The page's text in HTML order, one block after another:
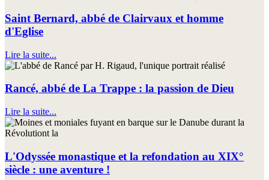
Saint Bernard, abbé de Clairvaux et homme
d'Eglise
Lire la suite...
Rancé, abbé de La Trappe : la passion de Dieu
Lire la suite...
L'Odyssée monastique et la refondation au XIX°
siècle : une aventure !